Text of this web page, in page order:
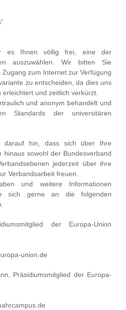
es Ihnen völlig frei, eine der
auszuwählen. Wir bitten Sie
zum Internet zur Verfügung
zu entscheiden, da dies uns
erleichtert und zeitlich verkürzt.
und anonym behandelt und
Standards der universitären
darauf hin, dass sich über Ihre
hinaus sowohl der Bundesverband
jederzeit über ihre
Verbandsarbeit freuen.
und weitere Informationen
sich gerne an die folgenden
der Europa-Union
union.de
Präsidiumsmitglied der Europa-